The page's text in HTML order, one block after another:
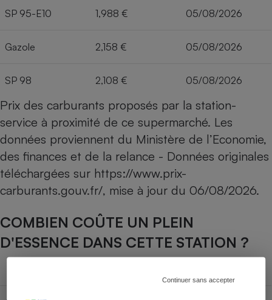
Continuer sans accepter
SP 95-E10 1,988 € 05/08/2026
Gazole 2,158 € 05/08/2026
SP 98 2,108 € 05/08/2026
Prix des carburants proposés par la station-
service à proximité de ce supermarché. Les
données proviennent du Ministère de l’Economie,
des finances et de la relance - Données originales
téléchargées sur https://www.prix-
carburants.gouv.fr/, mise à jour du 06/08/2026.
COMBIEN COÛTE UN PLEIN
D'ESSENCE DANS CETTE STATION ?